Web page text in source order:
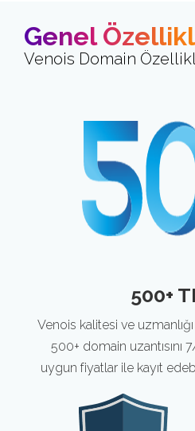
Genel
Venois Domain
500+
Venois kalitesi ve
500+ domain uzantısını
uygun fiyatlar ile kayıt